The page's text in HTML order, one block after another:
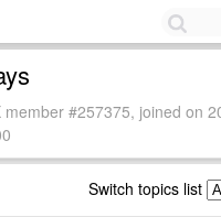
member #257375, joined on
Switch topics list